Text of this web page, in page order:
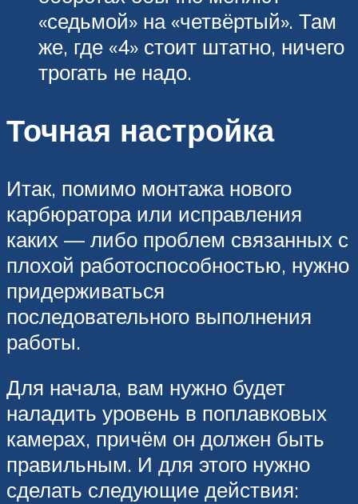
«седьмой» на «четвёртый». Там
же, где «4» стоит штатно, ничего
трогать не надо.
Точная настройка
Итак, помимо монтажа нового
карбюратора или исправления
каких — либо проблем связанных с
плохой работоспособностью, нужно
придерживаться
последовательного выполнения
работы.
Для начала, вам нужно будет
наладить уровень в поплавковых
камерах, причём он должен быть
правильным. И для этого нужно
сделать следующие действия: